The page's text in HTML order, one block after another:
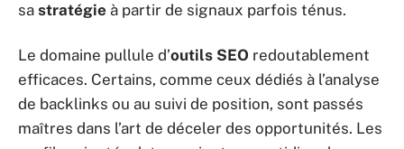
sa stratégie à partir de signaux parfois ténus.
Le domaine pullule d’outils SEO redoutablement
efficaces. Certains, comme ceux dédiés à l’analyse
de backlinks ou au suivi de position, sont passés
maîtres dans l’art de déceler des opportunités. Les